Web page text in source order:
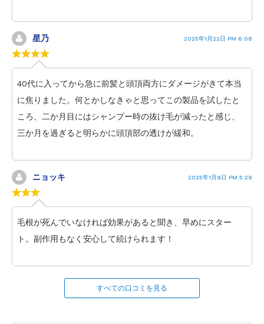
星乃 2025年1月22日 PM 6:08
40代に入ってから急に前髪と頭頂両方にダメージがきて本当
に焦りました。何とかしなきゃと思ってこの製品を試したと
ころ、二か月目にはシャンプー時の抜け毛が減ったと感じ、
三か月を過ぎると明らかに頭頂部の透けが緩和。
ニョッキ 2025年1月9日 PM 5:29
毛根が死んでいなければ効果があると聞き、早めにスター
ト。副作用もなく安心して続けられます！
すべての口コミを見る